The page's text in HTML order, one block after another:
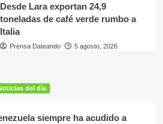
Desde Lara exportan 24,9
toneladas de café verde rumbo a
Italia
Prensa Dateando 5 agosto, 2026
del día
siempre ha acudido a